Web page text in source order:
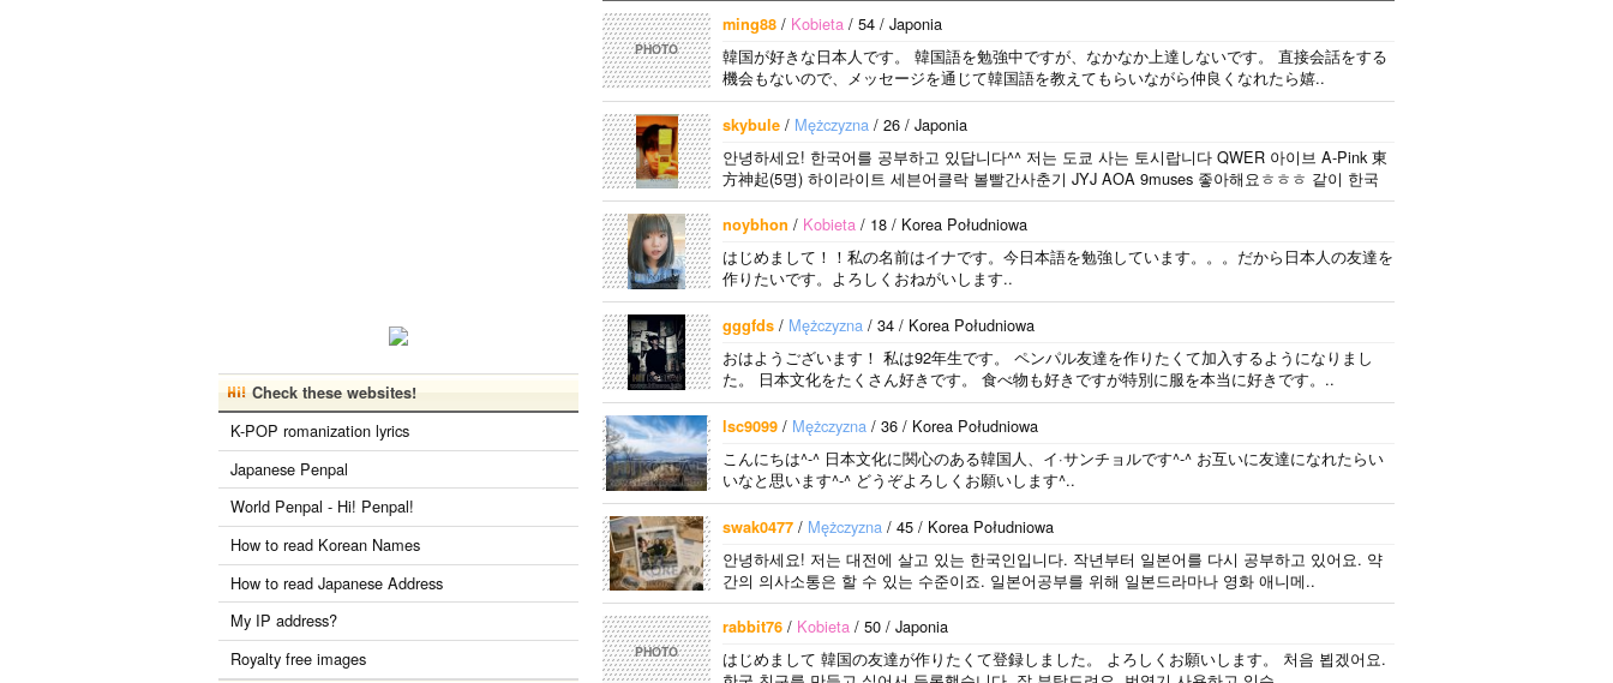
とは高校生の時から
興味を持ちました。
日本の好きなところ
は文化や食べ物で
す。 特に街の雰囲
気が..
지고 싶어요 일본에
시켜주면 감사하겠
습니다 반대로 한국
에 오시면 가이드 해
드릴..
日本人の友達を作り
おねがいします..
きです。最近はいい
釣りスポットを探し
たり、ノリのいい
がら実力を伸ばした
いです。 もちろ
ん、私も韓国文化や
PHOTO
ming88 / Kobieta / 54 / Japonia
韓国が好きな日本人です。 韓国語を勉強中ですが、なかなか上達しないです。 直接会話をする
機会もないので、メッセージを通じて韓国語を教えてもらいながら仲良くなれたら嬉..
skybule / Mężczyzna / 26 / Japonia
안녕하세요! 한국어를 공부하고 있답니다^^ 저는 도쿄 사는 토시랍니다 QWER 아이브 A-Pink 東
方神起(5명) 하이라이트 세븐어클락 볼빨간사춘기 JYJ AOA 9muses 좋아해요ㅎㅎㅎ 같이 한국
어..
noybhon / Kobieta / 18 / Korea Południowa
はじめまして！！私の名前はイナです。今日本語を勉強しています。。。だから日本人の友達を
作りたいです。よろしくおねがいします..
gggfds / Mężczyzna / 34 / Korea Południowa
おはようございます！ 私は92年生です。 ペンパル友達を作りたくて加入するようになりまし
た。 日本文化をたくさん好きです。 食べ物も好きですが特別に服を本当に好きです。..
lsc9099 / Mężczyzna / 36 / Korea Południowa
こんにちは^-^ 日本文化に関心のある韓国人、イ·サンチョルです^-^ お互いに友達になれたらい
いなと思います^-^ どうぞよろしくお願いします^..
swak0477 / Mężczyzna / 45 / Korea Południowa
안녕하세요! 저는 대전에 살고 있는 한국인입니다. 작년부터 일본어를 다시 공부하고 있어요. 약
간의 의사소통은 할 수 있는 수준이죠. 일본어공부를 위해 일본드라마나 영화 애니메..
PHOTO
rabbit76 / Kobieta / 50 / Japonia
はじめまして 韓国の友達が作りたくて登録しました。 よろしくお願いします。 처음 뵙겠어요.
Check these websites!
K-POP romanization lyrics
Japanese Penpal
World Penpal - Hi! Penpal!
How to read Korean Names
How to read Japanese Address
My IP address?
Royalty free images